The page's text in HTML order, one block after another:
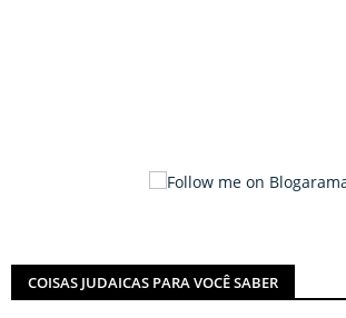
COISAS JUDAICAS PARA VOCÊ SABER